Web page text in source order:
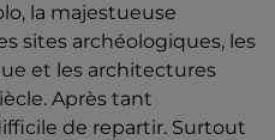
la majestueuse
sites archéologiques, les
et les architectures
Après tant
de repartir. Surtout